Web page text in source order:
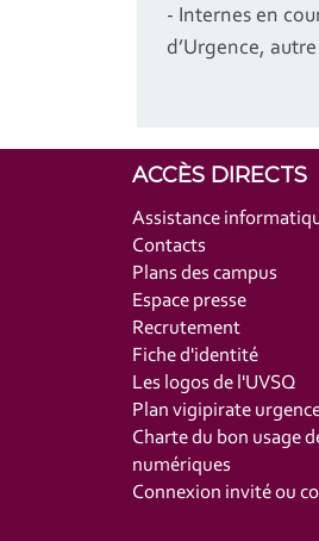
- Internes en
d’Urgence,
ACCÈS DIRECTS
Assistance
Contacts
Plans des campus
Espace presse
Recrutement
Fiche d'identité
Les logos de l'UVSQ
Plan vigipirate
Charte du bon usage
numériques
Connexion invité ou